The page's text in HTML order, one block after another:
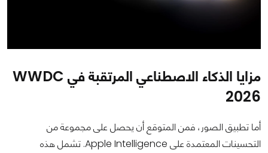
مزايا الذكاء الاصطناعي المرتقبة في WWDC
2026
أما تطبيق الصور، فمن المتوقع أن يحصل على مجموعة من
التحسينات المعتمدة على Apple Intelligence. تشمل هذه